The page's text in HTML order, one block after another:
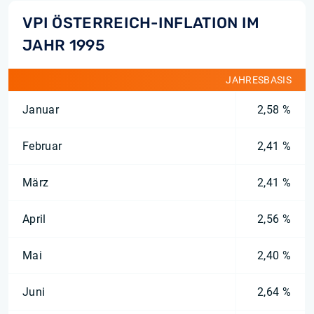
VPI ÖSTERREICH-INFLATION IM
JAHR 1995
JAHRESBASIS
Januar 2,58 %
Februar 2,41 %
März 2,41 %
April 2,56 %
Mai 2,40 %
Juni 2,64 %